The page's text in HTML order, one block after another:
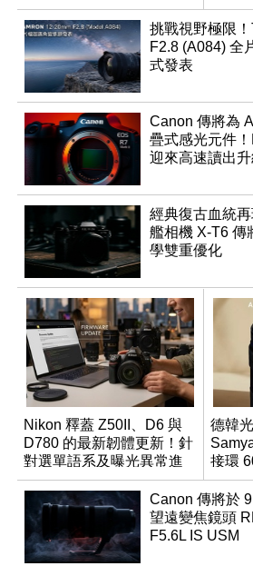
挑戰視野極限
F2.8 (A084) 全
式發表
Canon 傳將為
疊式感光元件
迎來高速讀出升
經典復古血統
艦相機 X-T6 傳
學雙重優化
Nikon 釋蓋 Z50II、D6 與
D780 的最新韌體更新！針
對選單語系及曝光異常進
行修復
德韓
接環
變焦鏡
Canon 傳將於
望遠變焦鏡頭
F5.6L IS USM